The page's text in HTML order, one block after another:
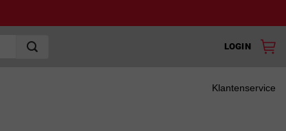
LOGIN
Klantenservice